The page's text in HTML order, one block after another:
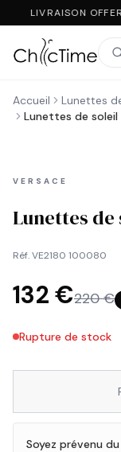
LIVRAISON
Accueil
Lunettes
Lunettes de soleil
VERSACE
Lunettes de
Réf.VE2180 100080
132 €220 €
Rupture de stock
Soyez prévenu